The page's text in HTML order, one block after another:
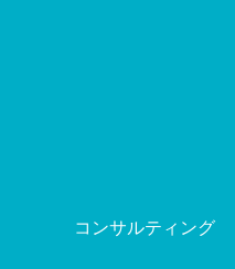
コンサルティング